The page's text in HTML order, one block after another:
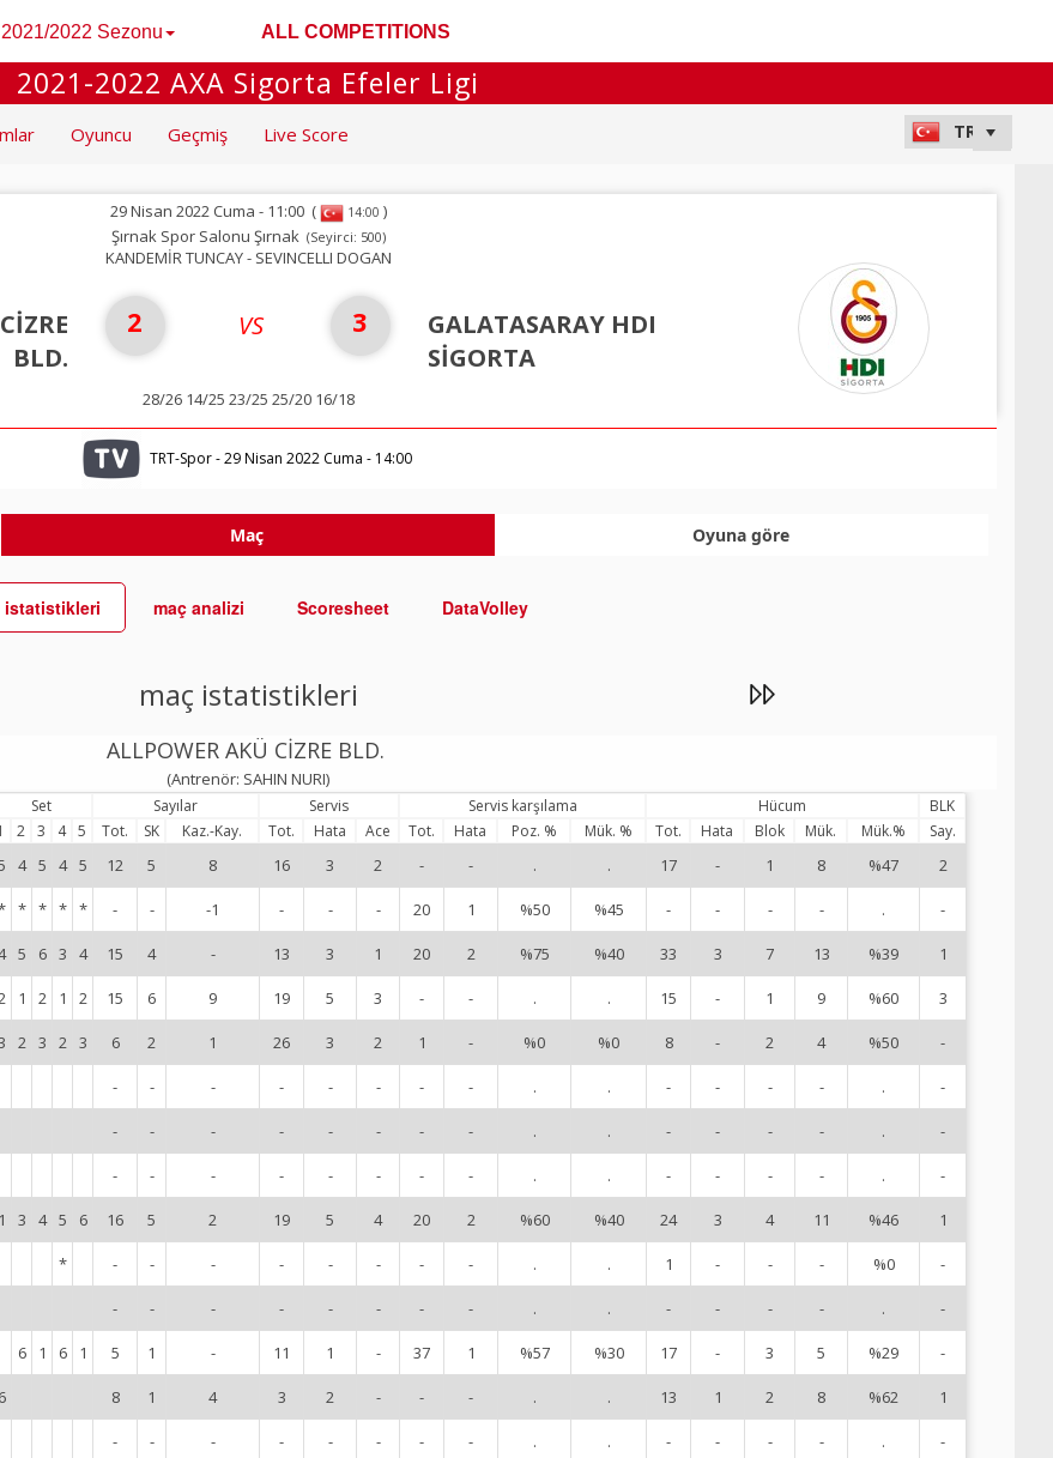
2021/2022 Sezonu ALL COMPETITIONS
2021-2022 AXA Sigorta Efeler Ligi
Oyuncu Geçmiş Live Score
29 Nisan 2022 Cuma - 11:00( 14:00 )
Şırnak Spor Salonu Şırnak (Seyirci: 500)
KANDEMİR TUNCAY - SEVINCELLI DOGAN
BLD.
2 VS 3
GALATASARAY HDI
SİGORTA
28/26 14/25 23/25 25/20 16/18
TRT-Spor - 29 Nisan 2022 Cuma - 14:00
Maç Oyuna göre
istatistikleri maç analizi Scoresheet DataVolley
maç istatistikleri
ALLPOWER AKÜ CİZRE BLD.
(Antrenör: SAHIN NURI)
Set Sayılar Servis Servis karşılama Hücum
BLK
2 3 4 5 Tot. SK Kaz.-Kay. Tot. Hata Ace Tot. Hata Poz. % Mük. % Tot. Hata Blok Mük. Mük.% Say.
4 5 4 5 12 5 8 16 3 2 - - . . 17 - 1 8 %47 2
* * * * - - -1 - - - 20 1 %50 %45 - - - - . -
5 6 3 4 15 4 - 13 3 1 20 2 %75 %40 33 3 7 13 %39 1
1 2 1 2 15 6 9 19 5 3 - - . . 15 - 1 9 %60 3
2 3 2 3 6 2 1 26 3 2 1 - %0 %0 8 - 2 4 %50 -
- - - - - - - - . . - - - - . -
- - - - - - - - . . - - - - . -
- - - - - - - - . . - - - - . -
1 3 4 5 6 16 5 2 19 5 4 20 2 %60 %40 24 3 4 11 %46 1
* - - - - - - - - . . 1 - - - %0 -
- - - - - - - - . . - - - - . -
6 1 6 1 5 1 - 11 1 - 37 1 %57 %30 17 - 3 5 %29 -
6 8 1 4 3 2 - - - . . 13 1 2 8 %62 1
- - - - - - - - . . - - - - .
-